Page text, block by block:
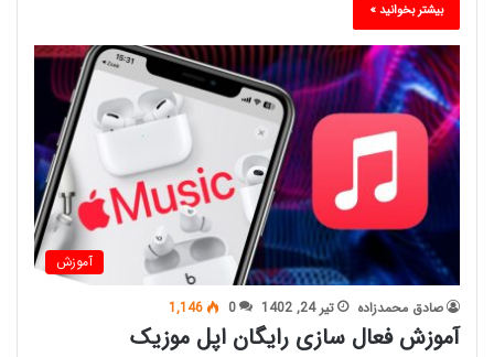
بیشتر بخوانید »
آموزش
صادق محمدزاده تیر 24, 1402 0
1,146
آموزش فعال سازی رایگان اپل موزیک